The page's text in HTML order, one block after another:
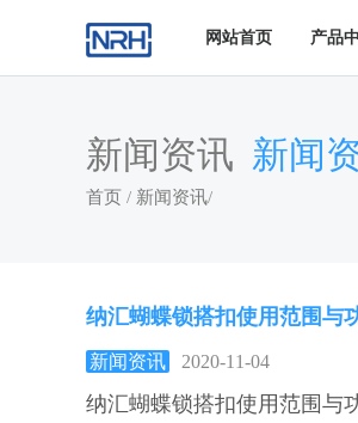
网站首页 产品
新闻资讯 新闻
首页 / 新闻资讯/
纳汇蝴蝶锁搭扣使用范围与
新闻资讯 2020-11-04
纳汇蝴蝶锁搭扣使用范围与